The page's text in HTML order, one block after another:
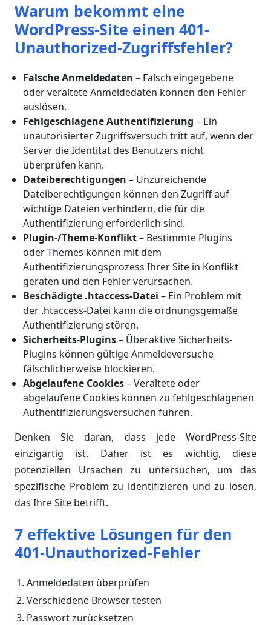
Warum bekommt eine
WordPress-Site einen 401-
Unauthorized-Zugriffsfehler?
Falsche Anmeldedaten – Falsch eingegebene
oder veraltete Anmeldedaten können den Fehler
auslösen.
Fehlgeschlagene Authentifizierung – Ein
unautorisierter Zugriffsversuch tritt auf, wenn der
Server die Identität des Benutzers nicht
überprüfen kann.
Dateiberechtigungen – Unzureichende
Dateiberechtigungen können den Zugriff auf
wichtige Dateien verhindern, die für die
Authentifizierung erforderlich sind.
Plugin-/Theme-Konflikt– Bestimmte Plugins
oder Themes können mit dem
Authentifizierungsprozess Ihrer Site in Konflikt
geraten und den Fehler verursachen.
Beschädigte .htaccess-Datei – Ein Problem mit
der .htaccess-Datei kann die ordnungsgemäße
Authentifizierung stören.
Sicherheits-Plugins– Überaktive Sicherheits-
Plugins können gültige Anmeldeversuche
fälschlicherweise blockieren.
Abgelaufene Cookies– Veraltete oder
abgelaufene Cookies können zu fehlgeschlagenen
Authentifizierungsversuchen führen.
Denken Sie daran, dass jede WordPress-Site
einzigartig ist. Daher ist es wichtig, diese
potenziellen Ursachen zu untersuchen, um das
spezifische Problem zu identifizieren und zu lösen,
das Ihre Site betrifft.
7 effektive Lösungen für den
401-Unauthorized-Fehler
Anmeldedaten überprüfen
Verschiedene Browser testen
Passwort zurücksetzen